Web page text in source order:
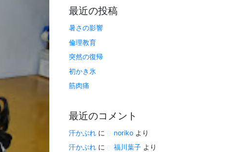
最近の投稿
暑さの影響
倫理教育
突然の復帰
初かき氷
筋肉痛
最近のコメント
汗かぶれ に norikoより
汗かぶれ に 福川葉子より